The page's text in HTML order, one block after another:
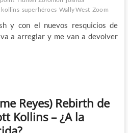
kollins superhéroes Wally West Zoom
y con el nuevos resquicios de
a arreglar y me van a devolver
Reyes) Rebirth de
Kollins – ¿A la